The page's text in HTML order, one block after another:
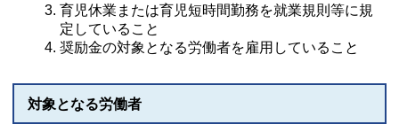
育児休業または育児短時間勤務を就業規則等に規
定していること
奨励金の対象となる労働者を雇用していること
対象となる労働者